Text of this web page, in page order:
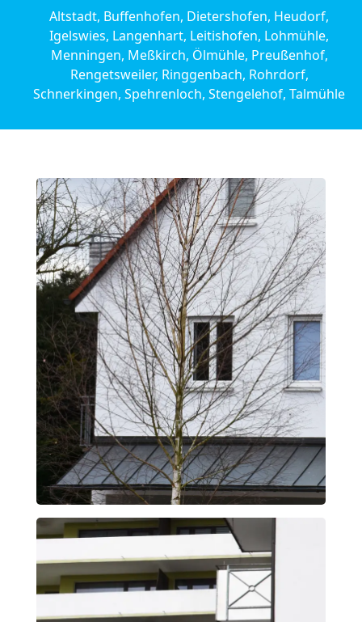
Altstadt, Buffenhofen, Dietershofen, Heudorf,
Igelswies, Langenhart, Leitishofen, Lohmühle,
Menningen, Meßkirch, Ölmühle, Preußenhof,
Rengetsweiler, Ringgenbach, Rohrdorf,
Schnerkingen, Spehrenloch, Stengelehof, Talmühle